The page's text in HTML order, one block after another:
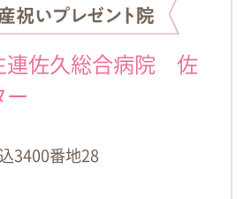
連佐久総合病院 佐
3400番地28